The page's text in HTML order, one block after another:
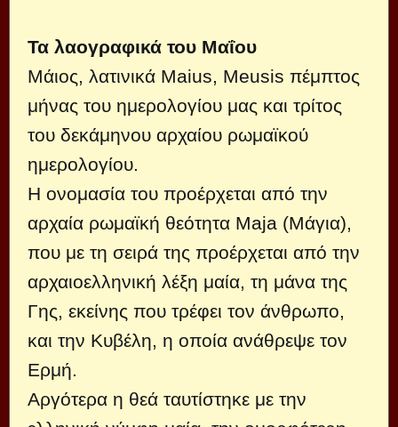
Τα λαογραφικά του Μαΐου
Μάιος, λατινικά Maius, Meusis πέμπτος
μήνας του ημερολογίου μας και τρίτος
του δεκάμηνου αρχαίου ρωμαϊκού
ημερολογίου.
Η ονομασία του προέρχεται από την
αρχαία ρωμαϊκή θεότητα Maja (Μάγια),
που με τη σειρά της προέρχεται από την
αρχαιοελληνική λέξη μαία, τη μάνα της
Γης, εκείνης που τρέφει τον άνθρωπο,
και την Κυβέλη, η οποία ανάθρεψε τον
Ερμή.
Αργότερα η θεά ταυτίστηκε με την